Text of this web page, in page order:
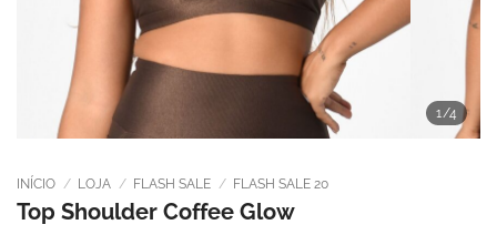
1 /4
INÍCIO / LOJA / FLASH SALE / FLASH SALE 20
Top Shoulder Coffee Glow